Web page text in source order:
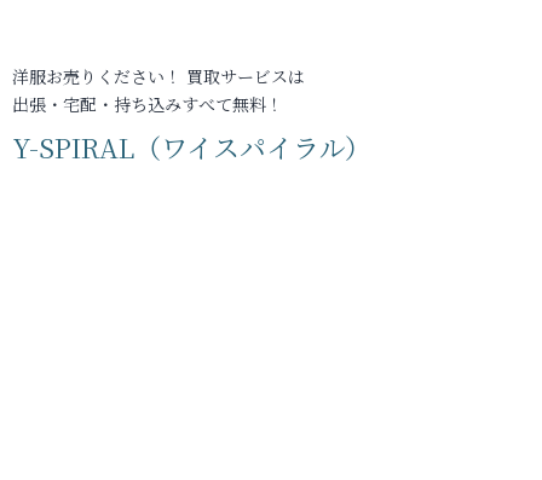
洋服お売りください！ 買取サービスは
出張・宅配・持ち込みすべて無料！
Y-SPIRAL（ワイスパイラル）